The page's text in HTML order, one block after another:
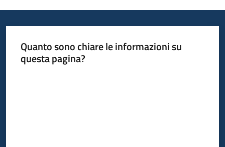
Quanto sono chiare le informazioni su
questa pagina?